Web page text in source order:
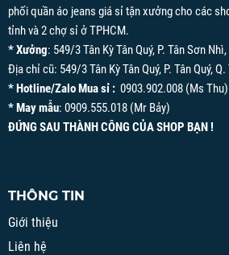
phối quần áo jeans giá sỉ tận xưởng cho các
tỉnh và 2 chợ sỉ ở TPHCM.
* Xưởng: 549/3 Tân Kỳ Tân Quý, P. Tân Sơn
Địa chỉ cũ: 549/3 Tân Kỳ Tân Quý, P. Tân Quý, Q.
* Hotline/Zalo Mua sỉ : 0903.902.008 (Ms Thu)
* May mẫu: 0909.555.018 (Mr Bảy)
ĐỨNG SAU THÀNH CÔNG CỦA SHOP BẠN !
THÔNG TIN
Giới thiệu
Liên hệ